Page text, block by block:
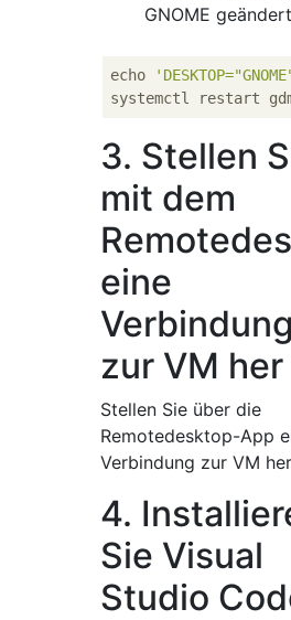
GNOME geändert
echo
3. Stellen
mit dem
eine
Verbindung
zur VM her
Stellen Sie über die
Remotedesktop-App
Verbindung zur VM
4.
Sie Visual
Studio